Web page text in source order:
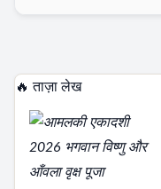
🔥 ताज़ा लेख